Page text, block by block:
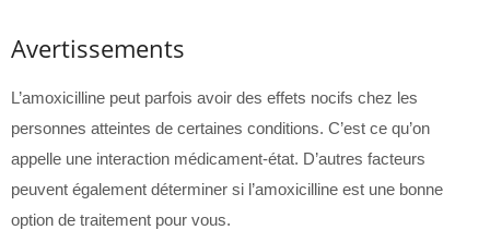
Avertissements
L’amoxicilline peut parfois avoir des effets nocifs chez les
personnes atteintes de certaines conditions. C’est ce qu’on
appelle une interaction médicament-état. D’autres facteurs
peuvent également déterminer si l’amoxicilline est une bonne
option de traitement pour vous.